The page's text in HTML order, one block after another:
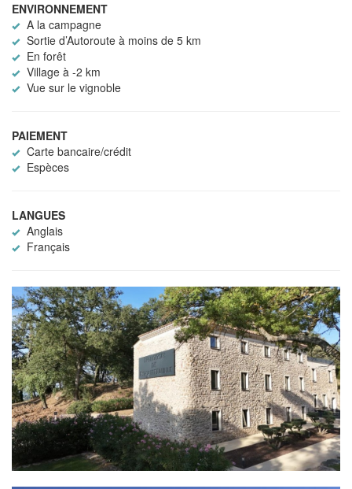
ENVIRONNEMENT
A la campagne
Sortie d’Autoroute à moins de 5 km
En forêt
Village à -2 km
Vue sur le vignoble
PAIEMENT
Carte bancaire/crédit
Espèces
LANGUES
Anglais
Français